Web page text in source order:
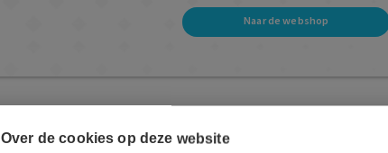
Over de cookies op deze website
Naar de webshop